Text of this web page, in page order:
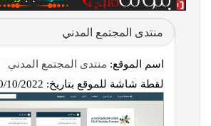
منتدى المجتمع المدني
اسم الموقع: منتدى المجتمع المدني
لقطة شاشة للموقع بتاريخ: